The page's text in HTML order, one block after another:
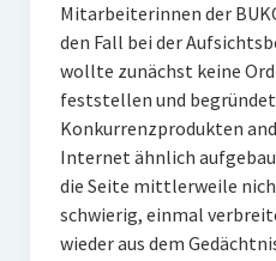
Mitarbeiterinnen der
den Fall bei der
wollte zunächst keine
feststellen und
Konkurrenzprodukten
Internet ähnlich
die Seite mittlerweile
schwierig, einmal
wieder aus dem